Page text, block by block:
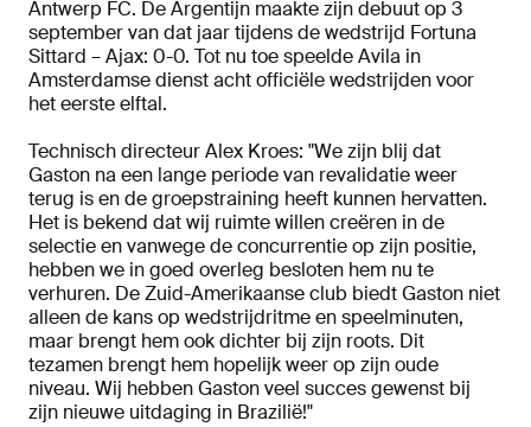
Antwerp FC. De Argentijn maakte zijn debuut op 3
september van dat jaar tijdens de wedstrijd Fortuna
Sittard – Ajax: 0-0. Tot nu toe speelde Avila in
Amsterdamse dienst acht officiële wedstrijden voor
het eerste elftal.
Technisch directeur Alex Kroes: "We zijn blij dat
Gaston na een lange periode van revalidatie weer
terug is en de groepstraining heeft kunnen hervatten.
Het is bekend dat wij ruimte willen creëren in de
selectie en vanwege de concurrentie op zijn positie,
hebben we in goed overleg besloten hem nu te
verhuren. De Zuid-Amerikaanse club biedt Gaston niet
alleen de kans op wedstrijdritme en speelminuten,
maar brengt hem ook dichter bij zijn roots. Dit
tezamen brengt hem hopelijk weer op zijn oude
niveau. Wij hebben Gaston veel succes gewenst bij
zijn nieuwe uitdaging in Brazilië!"